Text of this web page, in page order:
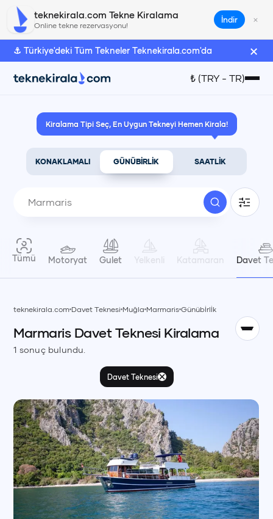
teknekirala.com Tekne Kiralama
Online tekne rezervasyonu!
İndir ×
⚓ Türkiye'deki Tüm Tekneler Teknekirala.com'da ×
₺ (TRY- TR)
Euro
Dil Seçimi
TR
English
Kiralama Tipi Seç, En Uygun Tekneyi Hemen Kirala!
KONAKLAMALI GÜNÜBİRLİK SAATLİK
Tümü Motoryat Gulet Yelkenli Katamaran Davet
teknekirala.com Davet Teknesi Muğla Marmaris Günübİrlİk
Marmaris Davet Teknesi Kiralama
1 sonuç bulundu.
Davet Teknesi